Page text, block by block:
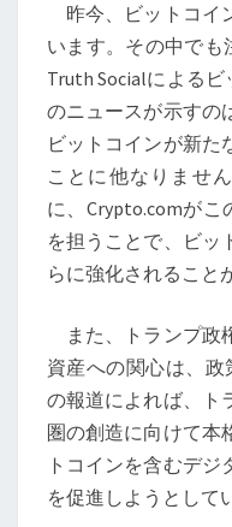
昨今、ビットコイ
います。その中でも
Truth Socialによる
のニュースが示すの
ビットコインが新た
ことに他なりませ
に、Crypto.comがこ
を担うことで、ビッ
らに強化されること
また、トランプ政
資産への関心は、
の報道によれば、ト
圏の創造に向けて本
トコインを含むデ
を促進しようとして